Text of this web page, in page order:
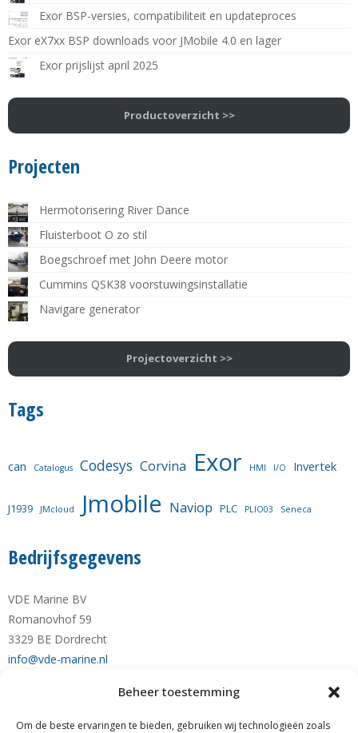
Beheer toestemming
Om de beste ervaringen te bieden, gebruiken wij technologieën zoals
Exor BSP-versies, compatibiliteit en updateproces
Exor eX7xx BSP downloads voor JMobile 4.0 en lager
Exor prijslijst april 2025
Productoverzicht >>
Projecten
Hermotorisering River Dance
Fluisterboot O zo stil
Boegschroef met John Deere motor
Cummins QSK38 voorstuwingsinstallatie
Navigare generator
Projectoverzicht >>
Tags
can Catalogus Codesys Corvina Exor HMI I/O Invertek
J1939 JMcloud Jmobile Naviop PLC PLIO03 Seneca
Bedrijfsgegevens
VDE Marine BV
Romanovhof 59
3329 BE Dordrecht
info@vde-marine.nl
Telefoon +31-(0)78-6 21 43 64
Mobiel +31-(0)6-28 1230 28